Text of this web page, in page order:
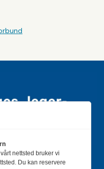
eldste magasin for
nettsted bruker vi
Du kan reservere